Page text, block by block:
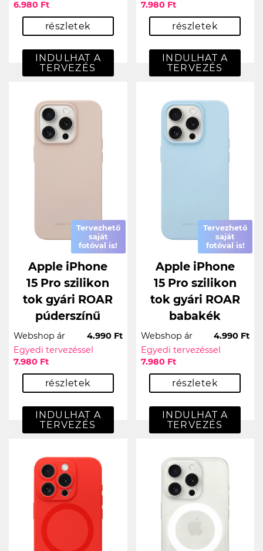
6.980 Ft
részletek
INDULHAT A
TERVEZÉS
7.980 Ft
részletek
INDULHAT A
TERVEZÉS
Tervezhető
saját
fotóval is!
Apple iPhone
15 Pro szilikon
tok gyári ROAR
púderszínű
Webshop ár
4.990 Ft
Egyedi tervezéssel
7.980 Ft
részletek
INDULHAT A
TERVEZÉS
Tervezhető
saját
fotóval is!
Apple iPhone
15 Pro szilikon
tok gyári ROAR
babakék
Webshop ár
4.990 Ft
Egyedi tervezéssel
7.980 Ft
részletek
INDULHAT A
TERVEZÉS